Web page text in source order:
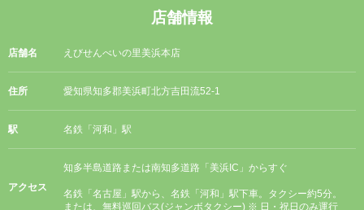
店舗情報
店舗名 えびせんべいの里美浜本店
住所 愛知県知多郡美浜町北方吉田流52-1
駅 名鉄「河和」駅
アクセス
知多半島道路または南知多道路「美浜IC」からすぐ
名鉄「名古屋」駅から、名鉄「河和」駅下車。タクシー約5分。
または、無料巡回バス(ジャンボタクシー) ※ 日・祝日のみ運行